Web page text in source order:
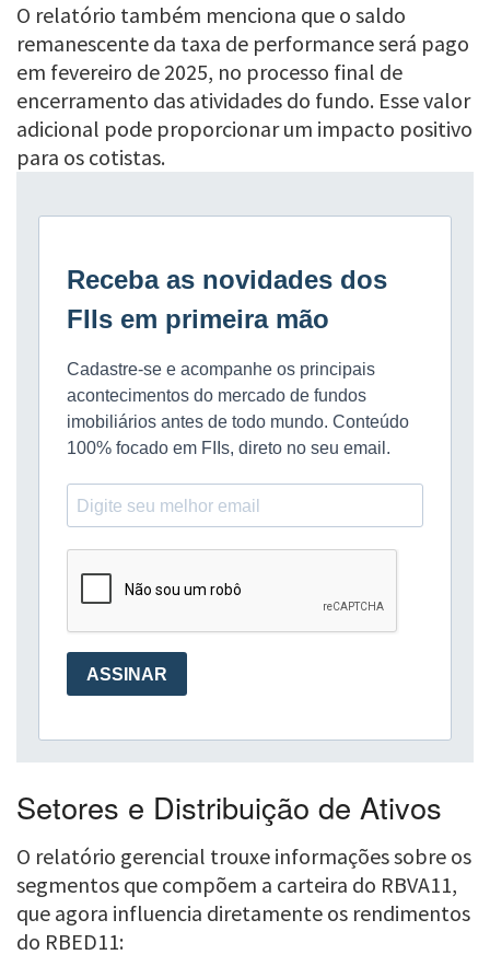
O relatório também menciona que o saldo
remanescente da taxa de performance será pago
em fevereiro de 2025, no processo final de
encerramento das atividades do fundo. Esse valor
adicional pode proporcionar um impacto positivo
para os cotistas.
Setores e Distribuição de Ativos
O relatório gerencial trouxe informações sobre os
segmentos que compõem a carteira do RBVA11,
que agora influencia diretamente os rendimentos
do RBED11: